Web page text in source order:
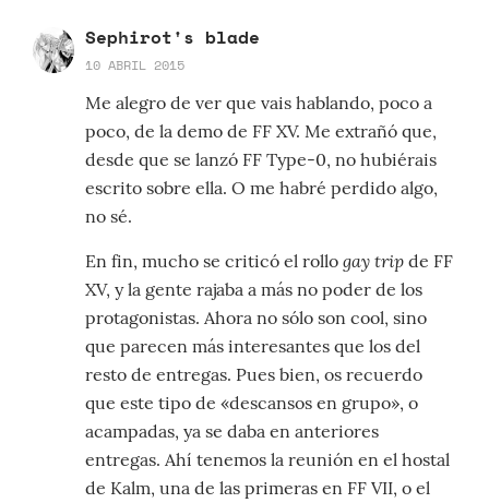
Sephirot's blade
10 ABRIL 2015
Me alegro de ver que vais hablando, poco a
poco, de la demo de FF XV. Me extrañó que,
desde que se lanzó FF Type-0, no hubiérais
escrito sobre ella. O me habré perdido algo,
no sé.
En fin, mucho se criticó el rollo gay trip de FF
XV, y la gente rajaba a más no poder de los
protagonistas. Ahora no sólo son cool, sino
que parecen más interesantes que los del
resto de entregas. Pues bien, os recuerdo
que este tipo de «descansos en grupo», o
acampadas, ya se daba en anteriores
entregas. Ahí tenemos la reunión en el hostal
de Kalm, una de las primeras en FF VII, o el